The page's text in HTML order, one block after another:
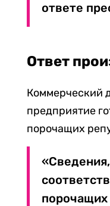
ответе
Ответ
Коммерческий
предприятие
порочащих
порочащих